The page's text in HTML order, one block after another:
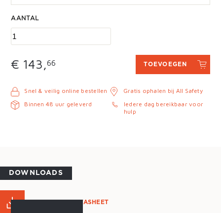
AANTAL
€ 143,66 TOEVOEGEN
Snel & veilig online bestellen
Binnen 48 uur geleverd
Gratis ophalen bij All Safety
Iedere dag bereikbaar voor
hulp
DOWNLOADS
PRODUCT DATASHEET